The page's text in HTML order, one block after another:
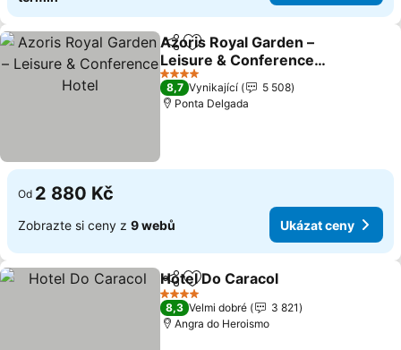
SdíletPřidat na seznam oblíbených
Azoris Royal Garden –
Leisure & Conference
Hotel
4 Počet hvězdiček
8,7 Vynikající
5 508
Ponta Delgada
Od 2 880 Kč
Zobrazte si ceny z 9 webů Ukázat ceny
SdíletPřidat na seznam oblíbených
Hotel Do Caracol
4 Počet hvězdiček
8,3 Velmi dobré
3 821
Angra do Heroismo